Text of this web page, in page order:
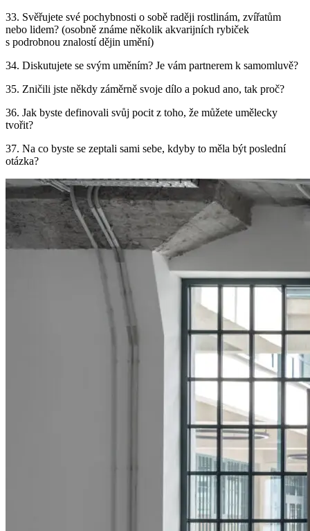
33. Svěřujete své pochybnosti o sobě raději rostlinám, zvířatům
nebo lidem? (osobně známe několik akvarijních rybiček
s podrobnou znalostí dějin umění)
34. Diskutujete se svým uměním? Je vám partnerem k samomluvě?
35. Zničili jste někdy záměrně svoje dílo a pokud ano, tak proč?
36. Jak byste definovali svůj pocit z toho, že můžete umělecky
tvořit?
37. Na co byste se zeptali sami sebe, kdyby to měla být poslední
otázka?